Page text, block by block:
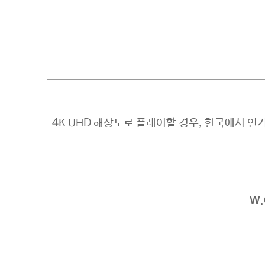
4K UHD 해상도로 플레이할 경우, 한국에서 인